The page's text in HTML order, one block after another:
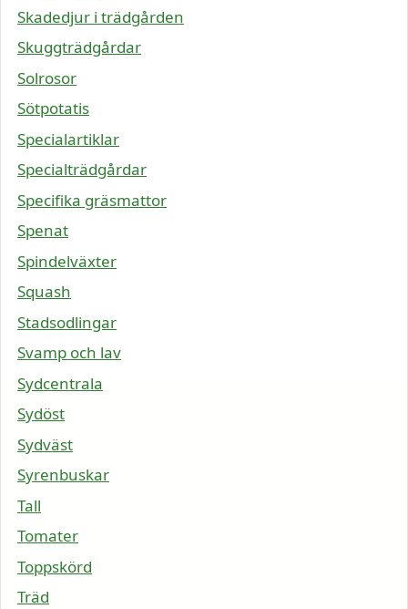
Skadedjur i trädgården
Skuggträdgårdar
Solrosor
Sötpotatis
Specialartiklar
Specialträdgårdar
Specifika gräsmattor
Spenat
Spindelväxter
Squash
Stadsodlingar
Svamp och lav
Sydcentrala
Sydöst
Sydväst
Syrenbuskar
Tall
Tomater
Toppskörd
Träd